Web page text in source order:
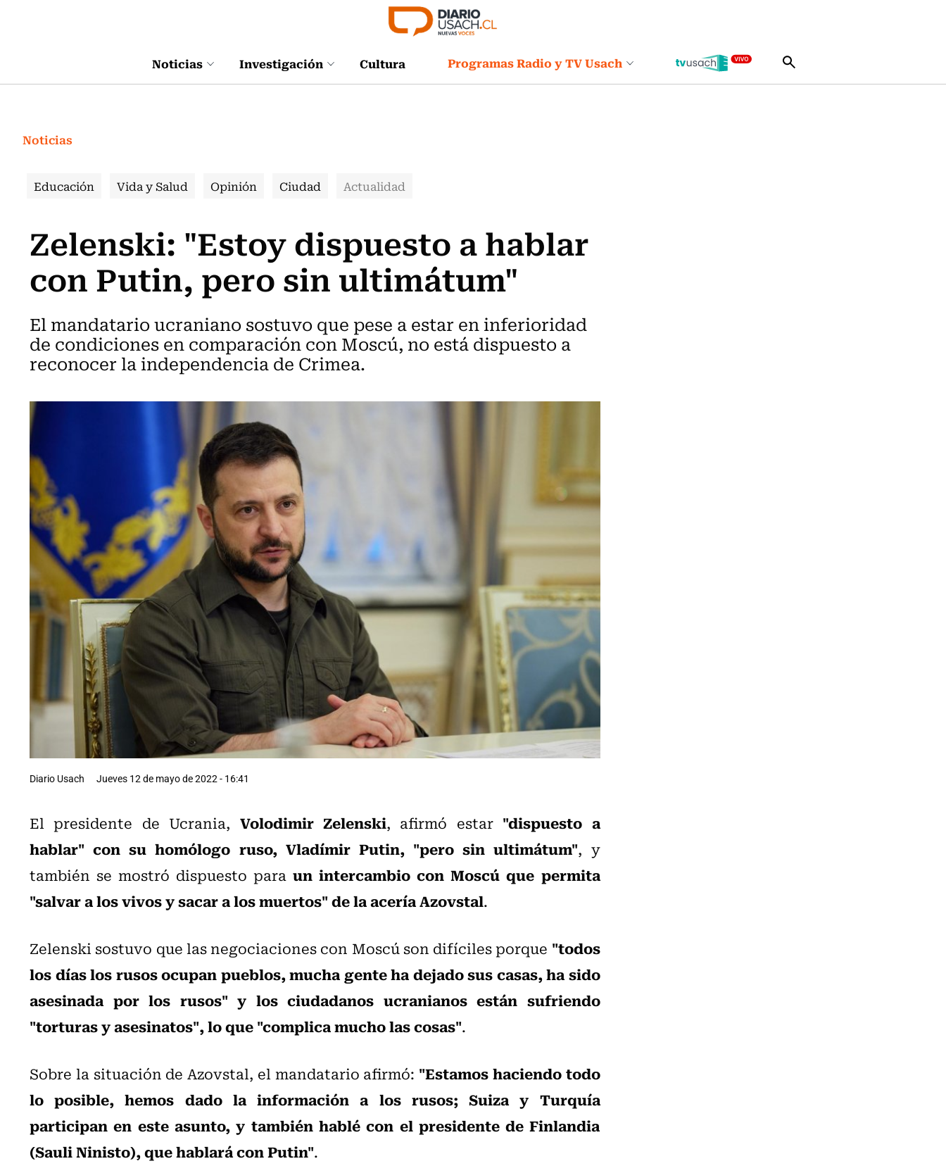
Noticias Investigación Cultura Programas Radio y TV Usach
Noticias
Educación Vida y Salud Opinión Ciudad Actualidad
Zelenski: "Estoy dispuesto a hablar
con Putin, pero sin ultimátum"
El mandatario ucraniano sostuvo que pese a estar en inferioridad
de condiciones en comparación con Moscú, no está dispuesto a
reconocer la independencia de Crimea.
Diario Usach Jueves 12 de mayo de 2022 - 16:41
El presidente de Ucrania, Volodimir Zelenski, afirmó estar "dispuesto a
hablar" con su homólogo ruso, Vladímir Putin, "pero sin ultimátum", y
también se mostró dispuesto paraun intercambio con Moscú que permita
"salvar a los vivos y sacar a los muertos" de la acería Azovstal.
Zelenski sostuvo que las negociaciones con Moscú son difíciles porque "todos
los días los rusos ocupan pueblos, mucha gente ha dejado sus casas, ha sido
asesinada por los rusos" y los ciudadanos ucranianos están sufriendo
"torturas y asesinatos", lo que "complica mucho las cosas".
Sobre la situación de Azovstal, el mandatario afirmó: "Estamos haciendo todo
lo posible, hemos dado la información a los rusos; Suiza y Turquía
participan en este asunto, y también hablé con el presidente de Finlandia
(Sauli Ninisto), que hablará con Putin".